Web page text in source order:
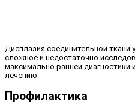
Дисплазия соединительной ткани
сложное и недостаточно
максимально ранней диагностики
лечению.
Профилактика